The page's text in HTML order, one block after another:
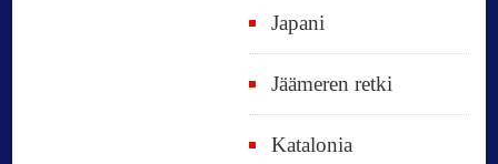
Japani
Jäämeren retki
Katalonia